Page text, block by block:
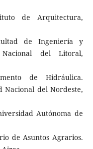
de Arquitectura,
de Ingeniería y
Nacional del Litoral,
de Hidráulica.
Nacional del Nordeste,
Autónoma de
de Asuntos Agrarios.